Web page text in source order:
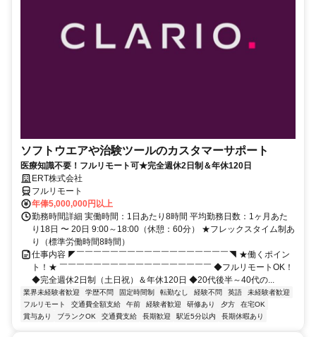
ソフトウエアや治験ツールのカスタマーサポート
医療知識不要！フルリモート可★完全週休2日制＆年休120日
ERT株式会社
フルリモート
年俸5,000,000円以上
勤務時間詳細 実働時間：1日あたり8時間 平均勤務日数：1ヶ月あた
り18日 〜 20日 9:00～18:00（休憩：60分） ★フレックスタイム制あ
り（標準労働時間8時間）
仕事内容 ◤￣￣￣￣￣￣￣￣￣￣￣￣￣￣￣￣￣￣◥ ★働くポイン
ト！★ ￣￣￣￣￣￣￣￣￣￣￣￣￣￣￣￣￣￣ ◆フルリモートOK！
◆完全週休2日制（土日祝）＆年休120日 ◆20代後半～40代の...
業界未経験者歓迎 学歴不問 固定時間制 転勤なし 経験不問 英語
未経験者歓迎
フルリモート
交通費全額支給 午前 経験者歓迎 研修あり 夕方
在宅OK
賞与あり
ブランクOK 交通費支給 長期歓迎 駅近5分以内 長期休暇あり